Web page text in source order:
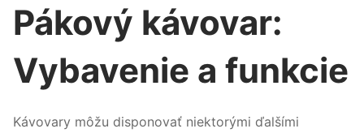
Pákový kávovar:
Vybavenie a funkcie
Kávovary môžu disponovať niektorými ďalšími